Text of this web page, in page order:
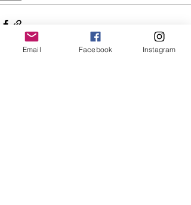
Email Facebook Instagram